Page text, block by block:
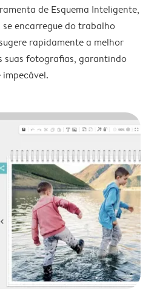
de Esquema Inteligente,
encarregue do trabalho
rapidamente a melhor
suas fotografias, garantindo
impecável.